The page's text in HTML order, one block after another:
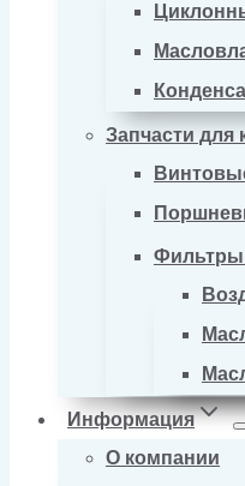
Запчасти для
Фильтры
Информация
О компании